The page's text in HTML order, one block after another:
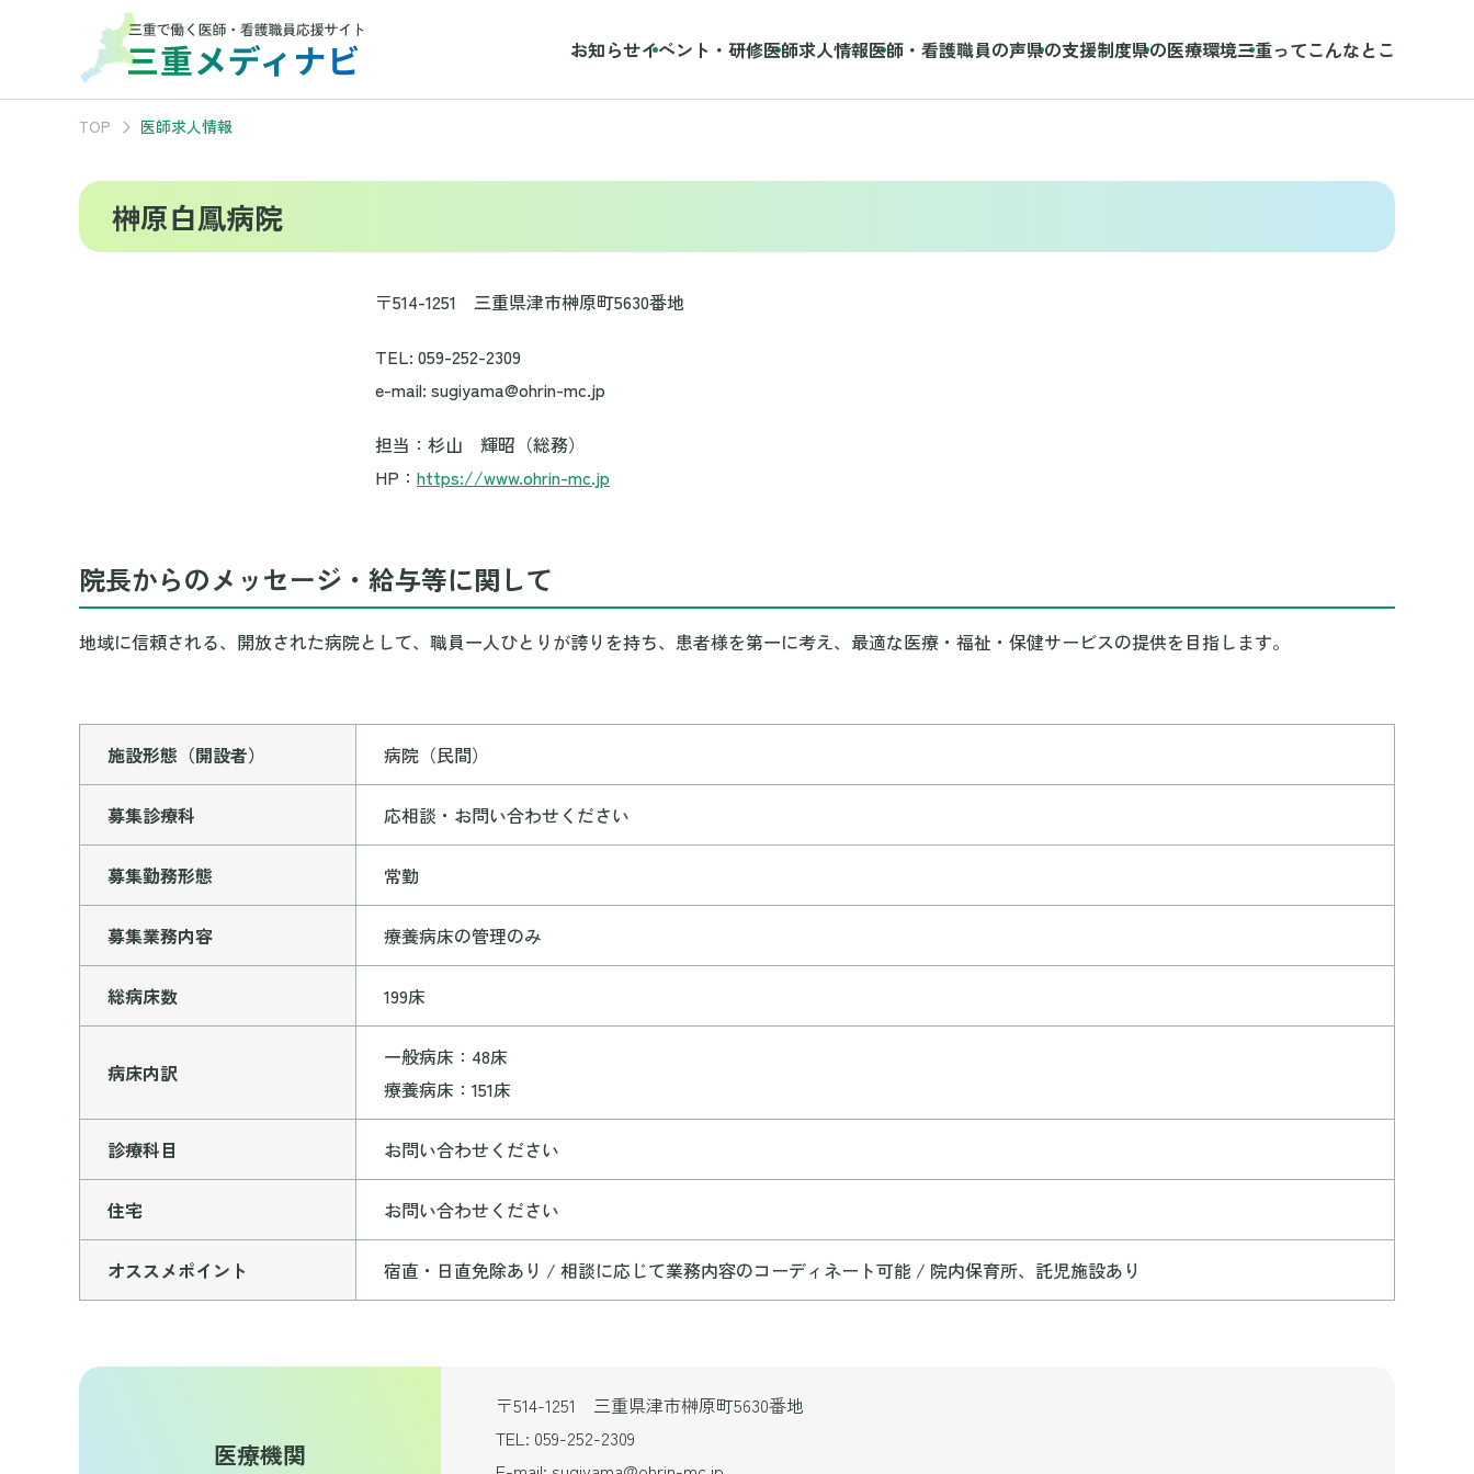
お知らせイベント・研修医師求人情報医師・看護職員の声県の支援制度県の医療環境三重ってこんなとこ
TOP 医師求人情報
榊原白鳳病院
〒514-1251 三重県津市榊原町5630番地
TEL: 059-252-2309
e-mail: sugiyama@ohrin-mc.jp
担当：杉山 輝昭（総務）
HP： https://www.ohrin-mc.jp
院長からのメッセージ・給与等に関して
地域に信頼される、開放された病院として、職員一人ひとりが誇りを持ち、患者様を第一に考え、最適な医療・福祉・保健サービスの提供を目指します。
施設形態（開設者） 病院（民間）
募集診療科 応相談・お問い合わせください
募集勤務形態 常勤
募集業務内容 療養病床の管理のみ
総病床数 199床
病床内訳
一般病床：48床
療養病床：151床
診療科目 お問い合わせください
住宅 お問い合わせください
オススメポイント 宿直・日直免除あり / 相談に応じて業務内容のコーディネート可能 / 院内保育所、託児施設あり
医療機関
〒514-1251 三重県津市榊原町5630番地
TEL: 059-252-2309